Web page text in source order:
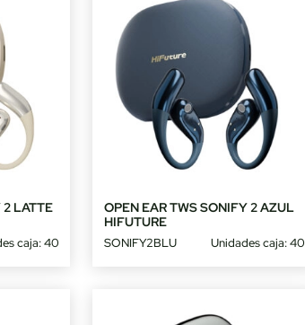
2 LATTE
caja: 40
OPEN EAR TWS SONIFY 2 AZUL
HIFUTURE
SONIFY2BLU Unidades caja: 40